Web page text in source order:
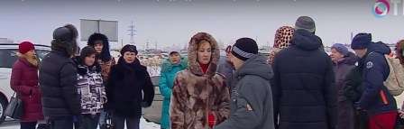
Перейти к основному содержанию